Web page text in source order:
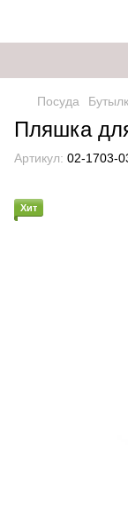
Посуда
Пляшка
Артикул: 02-1703-
Хит